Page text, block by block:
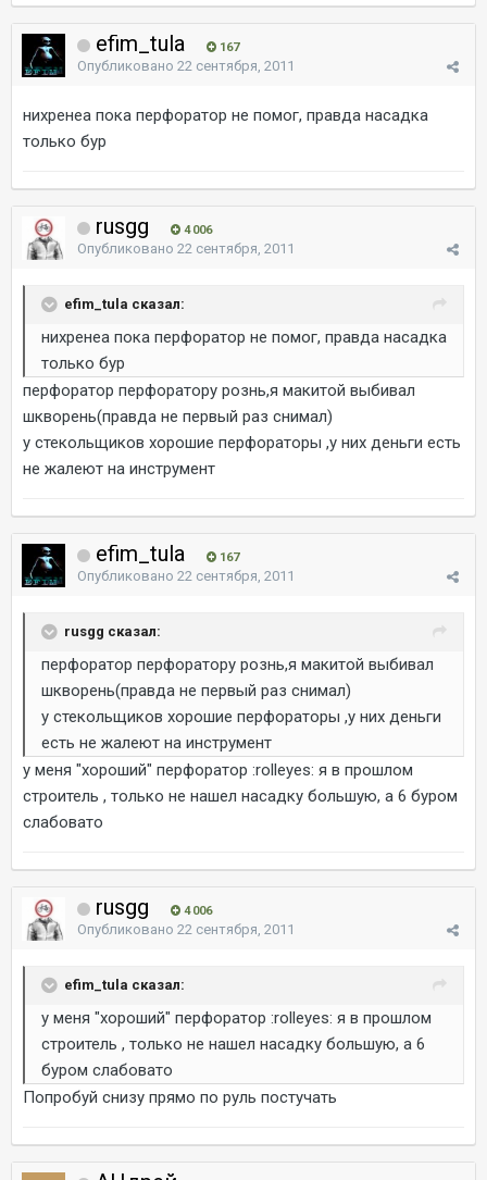
efim_tula 167
Опубликовано 22 сентября, 2011
нихренеа пока перфоратор не помог, правда насадка
только бур
rusgg 4 006
Опубликовано 22 сентября, 2011
efim_tula сказал:
нихренеа пока перфоратор не помог, правда насадка
только бур
перфоратор перфоратору рознь,я макитой выбивал
шкворень(правда не первый раз снимал)
у стекольщиков хорошие перфораторы ,у них деньги есть
не жалеют на инструмент
efim_tula 167
Опубликовано 22 сентября, 2011
rusgg сказал:
перфоратор перфоратору рознь,я макитой выбивал
шкворень(правда не первый раз снимал)
у стекольщиков хорошие перфораторы ,у них деньги
есть не жалеют на инструмент
у меня "хороший" перфоратор :rolleyes: я в прошлом
строитель , только не нашел насадку большую, а 6 буром
слабовато
rusgg 4 006
Опубликовано 22 сентября, 2011
efim_tula сказал:
у меня "хороший" перфоратор :rolleyes: я в прошлом
строитель , только не нашел насадку большую, а 6
буром слабовато
Попробуй снизу прямо по руль постучать